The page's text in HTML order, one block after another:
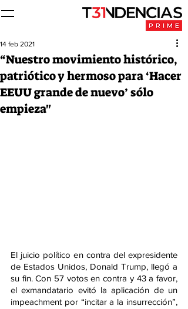
“Nuestro movimiento histórico,
patriótico y hermoso para ‘Hacer
EEUU grande de nuevo’ sólo
empieza"
14 feb 2021
El juicio político en contra del expresidente
de Estados Unidos, Donald Trump, llegó a
su fin. Con 57 votos en contra y 43 a favor,
el exmandatario evitó la aplicación de un
impeachment por “incitar a la insurrección”,